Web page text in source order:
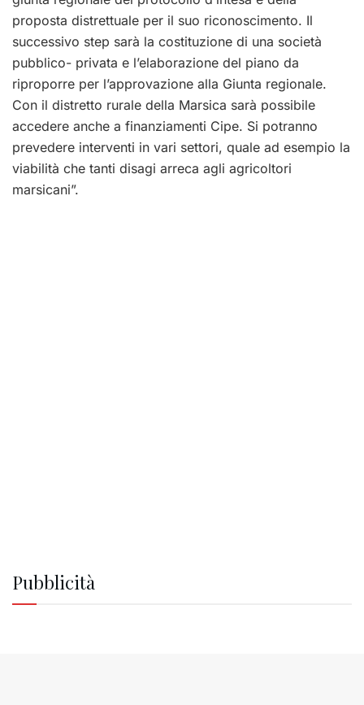
proposta distrettuale per il suo riconoscimento. Il
successivo step sarà la costituzione di una società
pubblico- privata e l’elaborazione del piano da
riproporre per l’approvazione alla Giunta regionale.
Con il distretto rurale della Marsica sarà possibile
accedere anche a finanziamenti Cipe. Si potranno
prevedere interventi in vari settori, quale ad esempio la
viabilità che tanti disagi arreca agli agricoltori
marsicani”.
Pubblicità